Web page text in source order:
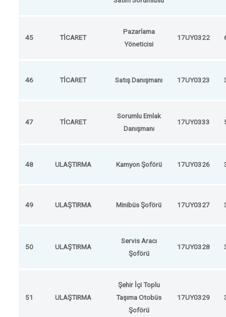
45 TİCARET
Pazarlama
Yöneticisi
17UY0322
46 TİCARET Satış Danışmanı 17UY0323
47 TİCARET
Sorumlu Emlak
Danışmanı
17UY0333
48 ULAŞTIRMA Kamyon Şoförü 17UY0326
49 ULAŞTIRMA Minibüs Şoförü 17UY0327
50 ULAŞTIRMA
Servis Aracı
Şoförü
17UY0328
51 ULAŞTIRMA
Şehir İçi Toplu
Taşıma Otobüs
Şoförü
17UY0329